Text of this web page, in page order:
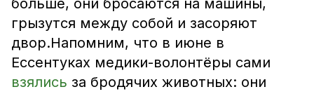
больше, они бросаются на машины,
грызутся между собой и засоряют
двор.Напомним, что в июне в
Ессентуках медики-волонтёры сами
взялись за бродячих животных: они